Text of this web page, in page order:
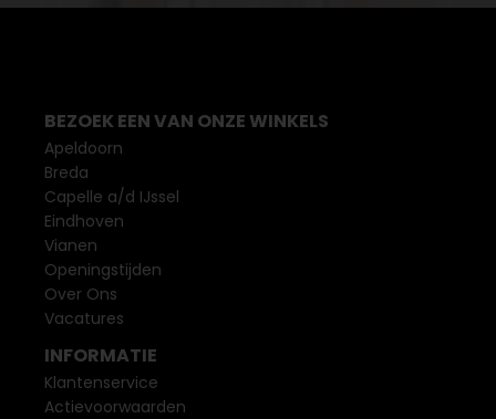
BEZOEK EEN VAN ONZE WINKELS
Apeldoorn
Breda
Capelle a/d IJssel
Eindhoven
Vianen
Openingstijden
Over Ons
Vacatures
INFORMATIE
Klantenservice
Actievoorwaarden